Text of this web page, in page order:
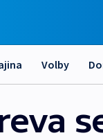
Volby